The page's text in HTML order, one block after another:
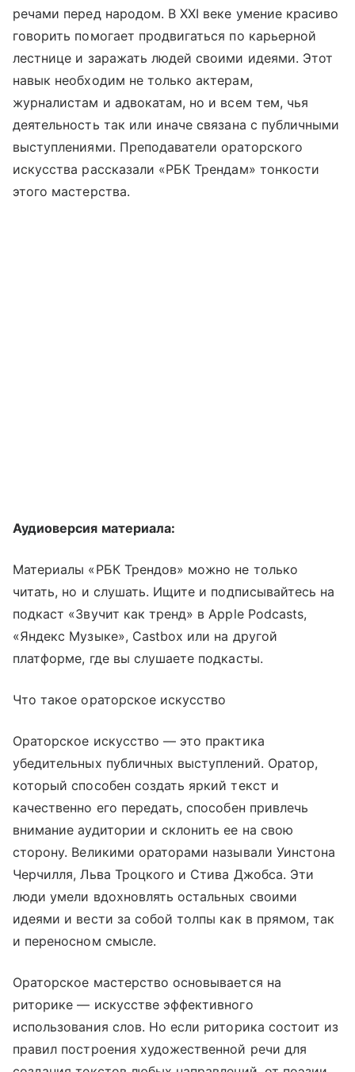
речами перед народом. В XXI веке умение красиво
говорить помогает продвигаться по карьерной
лестнице и заражать людей своими идеями. Этот
навык необходим не только актерам,
журналистам и адвокатам, но и всем тем, чья
деятельность так или иначе связана с публичными
выступлениями. Преподаватели ораторского
искусства рассказали «РБК Трендам» тонкости
этого мастерства.
Аудиоверсия материала:
Материалы «РБК Трендов» можно не только
читать, но и слушать. Ищите и подписывайтесь на
подкаст «Звучит как тренд» в Apple Podcasts,
«Яндекс Музыке», Castbox или на другой
платформе, где вы слушаете подкасты.
Что такое ораторское искусство
Ораторское искусство — это практика
убедительных публичных выступлений. Оратор,
который способен создать яркий текст и
качественно его передать, способен привлечь
внимание аудитории и склонить ее на свою
сторону. Великими ораторами называли Уинстона
Черчилля, Льва Троцкого и Стива Джобса. Эти
люди умели вдохновлять остальных своими
идеями и вести за собой толпы как в прямом, так
и переносном смысле.
Ораторское мастерство основывается на
риторике — искусстве эффективного
использования слов. Но если риторика состоит из
правил построения художественной речи для